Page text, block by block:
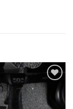
Add to
wishlist